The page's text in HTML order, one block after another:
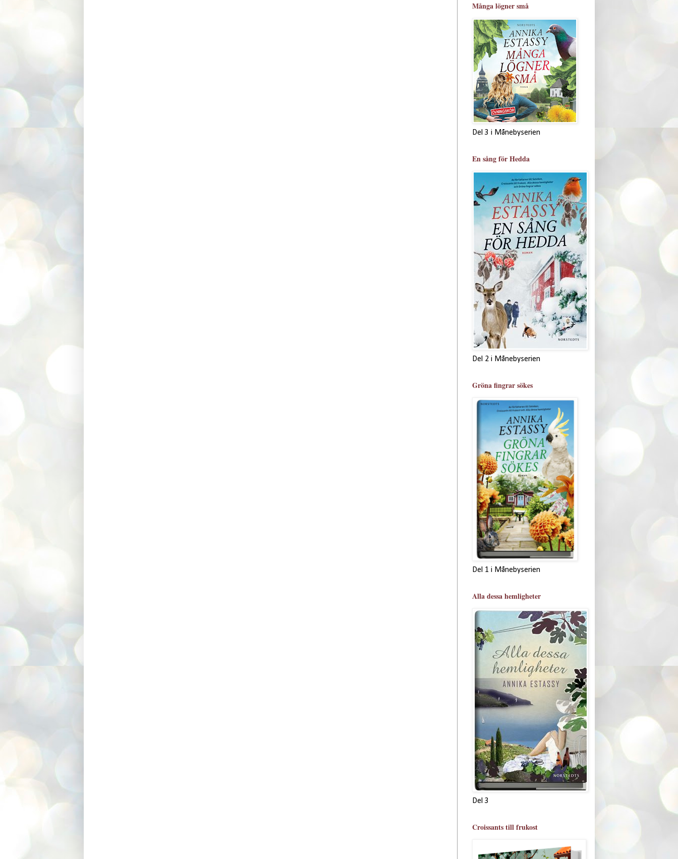
Många lögner små
Del 3 i Månebyserien
En sång för Hedda
Del 2 i Månebyserien
Gröna fingrar sökes
Del 1 i Månebyserien
Alla dessa hemligheter
Del 3
Croissants till frukost